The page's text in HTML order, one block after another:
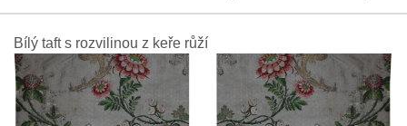
Bílý taft s rozvilinou z keře růží